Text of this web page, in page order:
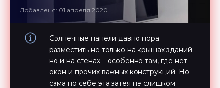
Добавлено: 01 апреля 2020
Солнечные панели давно пора
разместить не только на крышах зданий,
но и на стенах – особенно там, где нет
окон и прочих важных конструкций. Но
сама по себе эта затея не слишком